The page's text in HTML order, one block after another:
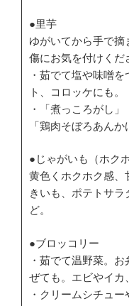
●里芋
ゆがいてから手で摘
傷にお気を付けくだ
・茹でて塩や味噌
ト、コロッケにも。
・「煮っころがし
「鶏肉そぼろあん
●じゃがいも（ホク
黄色くホクホク感、
きいも、ポテトサ
ど。
●ブロッコリー
・茹でて温野菜。
ぜても。エビやイカ
・クリームシチュ